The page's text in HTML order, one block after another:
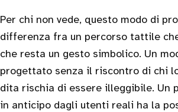
Per chi non vede, questo modo di
differenza fra un percorso tattile
che resta un gesto simbolico. Un
progettato senza il riscontro di chi
dita rischia di essere illeggibile. Un
in anticipo dagli utenti reali ha la